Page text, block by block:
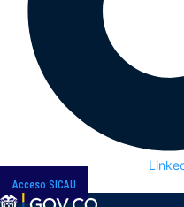
Acceso SICAU